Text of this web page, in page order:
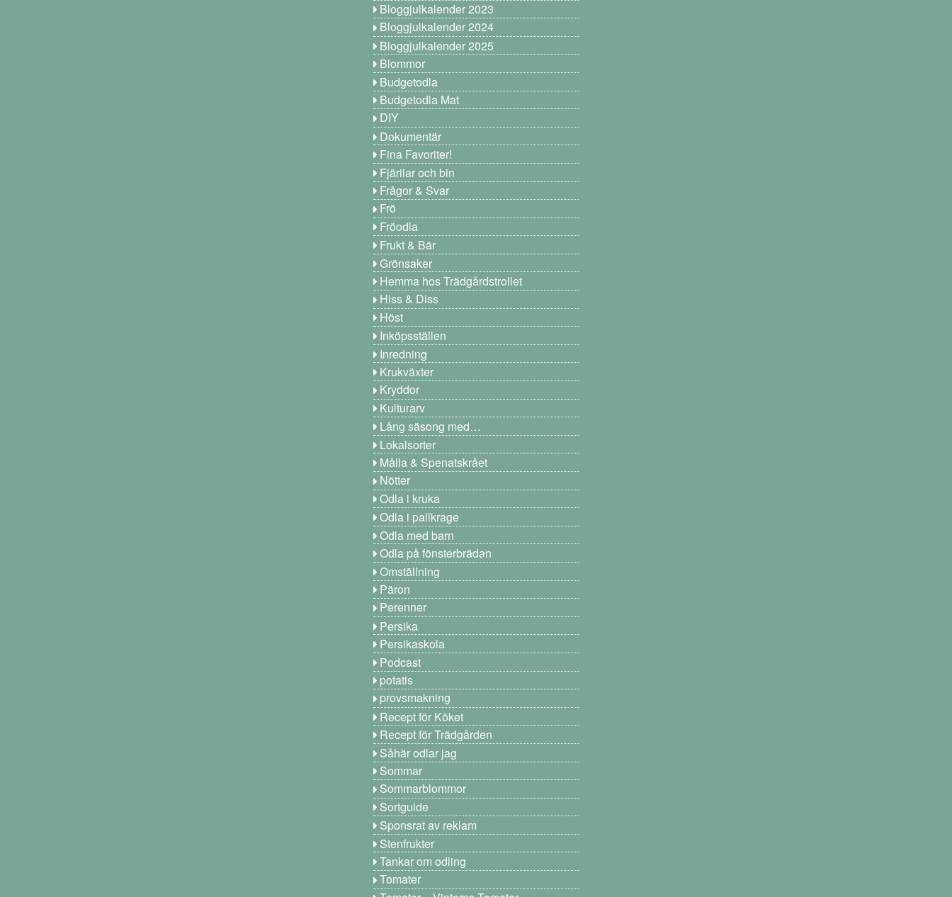
Bloggjulkalender 2023
Bloggjulkalender 2024
Bloggjulkalender 2025
Blommor
Budgetodla
Budgetodla Mat
DIY
Dokumentär
Fina Favoriter!
Fjärilar och bin
Frågor & Svar
Frö
Fröodla
Frukt & Bär
Grönsaker
Hemma hos Trädgårdstrollet
Hiss & Diss
Höst
Inköpsställen
Inredning
Krukväxter
Kryddor
Kulturarv
Lång säsong med…
Lokalsorter
Målla & Spenatskrået
Nötter
Odla i kruka
Odla i pallkrage
Odla med barn
Odla på fönsterbrädan
Omställning
Päron
Perenner
Persika
Persikaskola
Podcast
potatis
provsmakning
Recept för Köket
Recept för Trädgården
Såhär odlar jag
Sommar
Sommarblommor
Sortguide
Sponsrat av reklam
Stenfrukter
Tankar om odling
Tomater